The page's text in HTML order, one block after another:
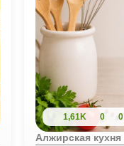
1,61K 0 0
Алжирская кухня